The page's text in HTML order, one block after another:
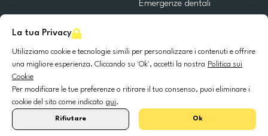
La tua Privacy
Utilizziamo cookie e tecnologie simili per personalizzare i contenuti e offrire
una migliore esperienza. Cliccando su 'Ok', accetti la nostra Politica sui
Cookie
Per modificare le tue preferenze o ritirare il tuo consenso, puoi eliminare i
cookie del sito come indicato qui.
Rifiutare Ok
Emergenze dentali
Chirurgia orale
Implantologia dentale
© 2025 DocDental. Tutti i diritti riservati.
United
España Polska